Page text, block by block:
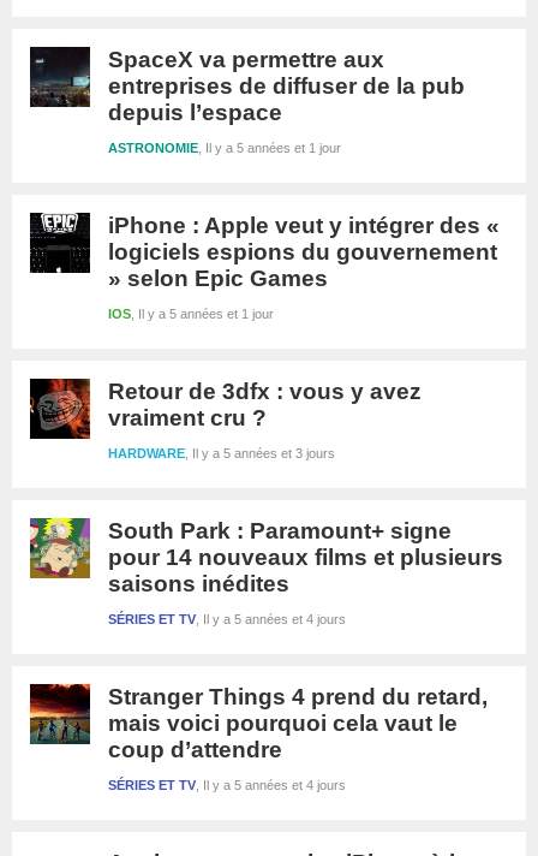
SpaceX va permettre aux
entreprises de diffuser de la pub
depuis l’espace
Il y a 5 années et 1 jour
ASTRONOMIE
iPhone : Apple veut y intégrer des «
logiciels espions du gouvernement
» selon Epic Games
Il y a 5 années et 1 jour
IOS
Retour de 3dfx : vous y avez
vraiment cru ?
Il y a 5 années et 3 jours
HARDWARE
South Park : Paramount+ signe
pour 14 nouveaux films et plusieurs
saisons inédites
Il y a 5 années et 4 jours
SÉRIES ET TV
Stranger Things 4 prend du retard,
mais voici pourquoi cela vaut le
coup d’attendre
Il y a 5 années et 4 jours
SÉRIES ET TV